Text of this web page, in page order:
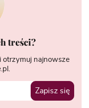
treści?
otrzymuj najnowsze
Zapisz się